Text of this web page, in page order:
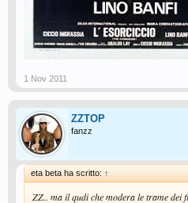
1 Nov 2011
ZZTOP
fanzz
eta beta ha scritto: ↑
ZZ.. ma il qudi che modera le trame dei